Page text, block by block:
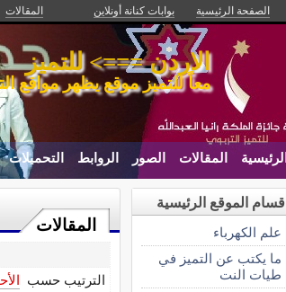
الصفحة الرئيسية بوابات كنانة أونلاين المقالات
الاردن ===> للتميز
معاً للتميز موقع يظهر مواقع
الرئيسية المقالات الصور الروابط التحميلات
المقالات
الترتيب حسب
اقسام الموقع الرئيسية
علم الكهرباء
ما يكتب عن التميز في
طيات النت